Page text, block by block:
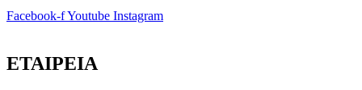
Facebook-fYoutube Instagram
ΕΤΑΙΡΕΙΑ